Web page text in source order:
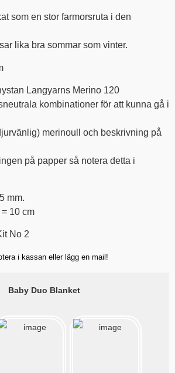
som en stor farmorsruta i den
lika bra sommar som vinter.
Langyarns Merino 120
kombinationer för att kunna gå i
merinoull och beskrivning på
på papper så notera detta i
mm.
10 cm
No 2
i kassan eller lägg en mail!
Baby Duo Blanket